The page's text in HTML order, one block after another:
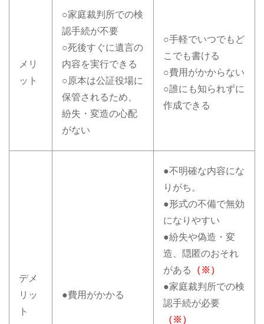
メリ
ット
○家庭裁判所での検
認手続が不要
○死後すぐに遺言の
内容を実行できる
○原本は公証役場に
保管されるため、
紛失・変造の心配
がない
○手軽でいつでもど
こでも書ける
○費用がかからない
○誰にも知られずに
作成できる
デメ
リッ
ト
●費用がかかる
●不明確な内容にな
りがち。
●形式の不備で無効
になりやすい
●紛失や偽造・変
造、隠匿のおそれ
がある
（※）
●家庭裁判所での検
認手続が必要
（※）